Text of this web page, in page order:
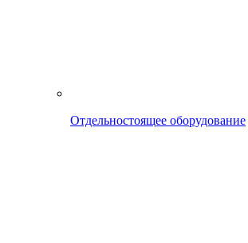
Отдельностоящее оборудование